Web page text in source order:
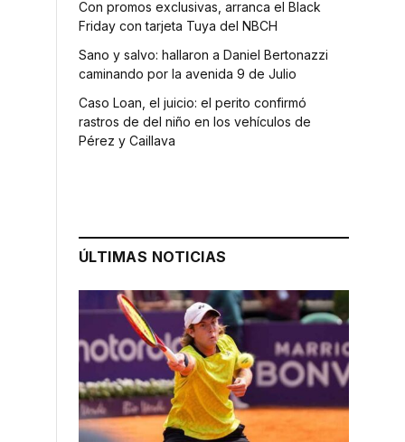
Con promos exclusivas, arranca el Black
Friday con tarjeta Tuya del NBCH
Sano y salvo: hallaron a Daniel Bertonazzi
caminando por la avenida 9 de Julio
Caso Loan, el juicio: el perito confirmó
rastros de del niño en los vehículos de
Pérez y Caillava
ÚLTIMAS NOTICIAS